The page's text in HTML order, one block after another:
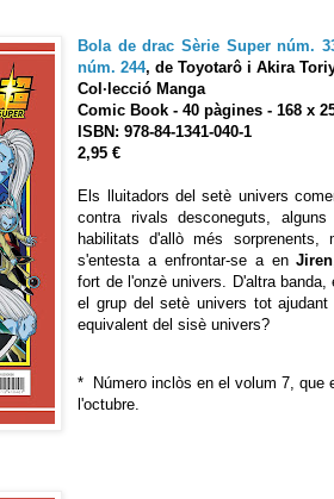
Bola de drac Sèrie Super núm.
núm. 244, de Toyotarô i Akira
Col·lecció Manga
Comic Book - 40 pàgines - 168 x
ISBN: 978-84-1341-040-1
2,95 €
Els lluitadors del setè univers
contra rivals desconeguts,
habilitats d'allò més sorprenents,
s'entesta a enfrontar-se a enJiren
fort de l'onzè univers. D'altra banda,
el grup del setè univers tot ajudant
equivalent del sisè univers?
* Número inclòs en el volum 7, que
l'octubre.